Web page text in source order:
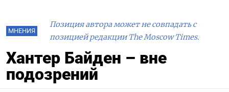
МНЕНИЯ
Позиция автора может не совпадать с
позицией редакции The Moscow Times.
Хантер Байден – вне
подозрений